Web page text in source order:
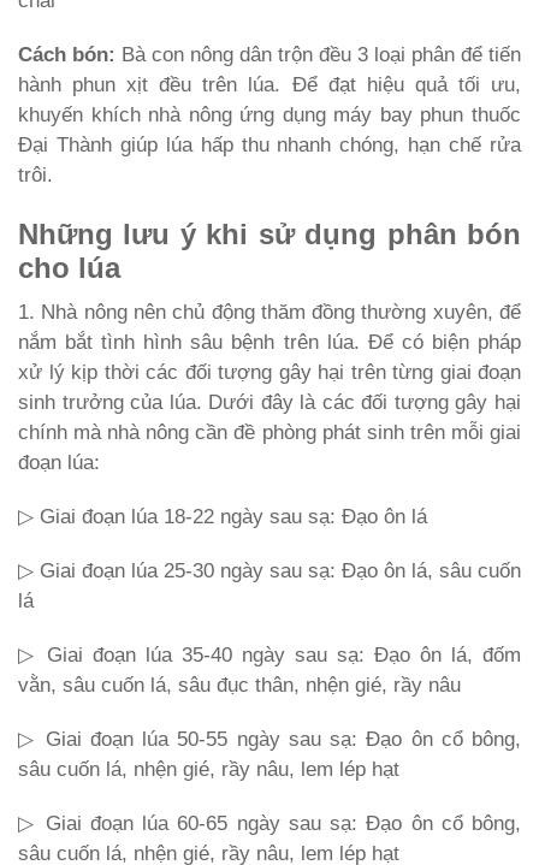
Cách bón: Bà con nông dân trộn đều 3 loại phân để tiến
hành phun xịt đều trên lúa. Để đạt hiệu quả tối ưu,
khuyến khích nhà nông ứng dụng máy bay phun thuốc
Đại Thành giúp lúa hấp thu nhanh chóng, hạn chế rửa
trôi.
Những lưu ý khi sử dụng phân bón
cho lúa
1. Nhà nông nên chủ động thăm đồng thường xuyên, để
nắm bắt tình hình sâu bệnh trên lúa. Để có biện pháp
xử lý kịp thời các đối tượng gây hại trên từng giai đoạn
sinh trưởng của lúa. Dưới đây là các đối tượng gây hại
chính mà nhà nông cần đề phòng phát sinh trên mỗi giai
đoạn lúa:
▷ Giai đoạn lúa 18-22 ngày sau sạ: Đạo ôn lá
▷ Giai đoạn lúa 25-30 ngày sau sạ: Đạo ôn lá, sâu cuốn
lá
▷ Giai đoạn lúa 35-40 ngày sau sạ: Đạo ôn lá, đốm
vằn, sâu cuốn lá, sâu đục thân, nhện gié, rầy nâu
▷ Giai đoạn lúa 50-55 ngày sau sạ: Đạo ôn cổ bông,
sâu cuốn lá, nhện gié, rầy nâu, lem lép hạt
▷ Giai đoạn lúa 60-65 ngày sau sạ: Đạo ôn cổ bông,
sâu cuốn lá, nhện gié, rầy nâu, lem lép hạt